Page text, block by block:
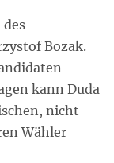
Bozak.
kann Duda
nicht
Wähler